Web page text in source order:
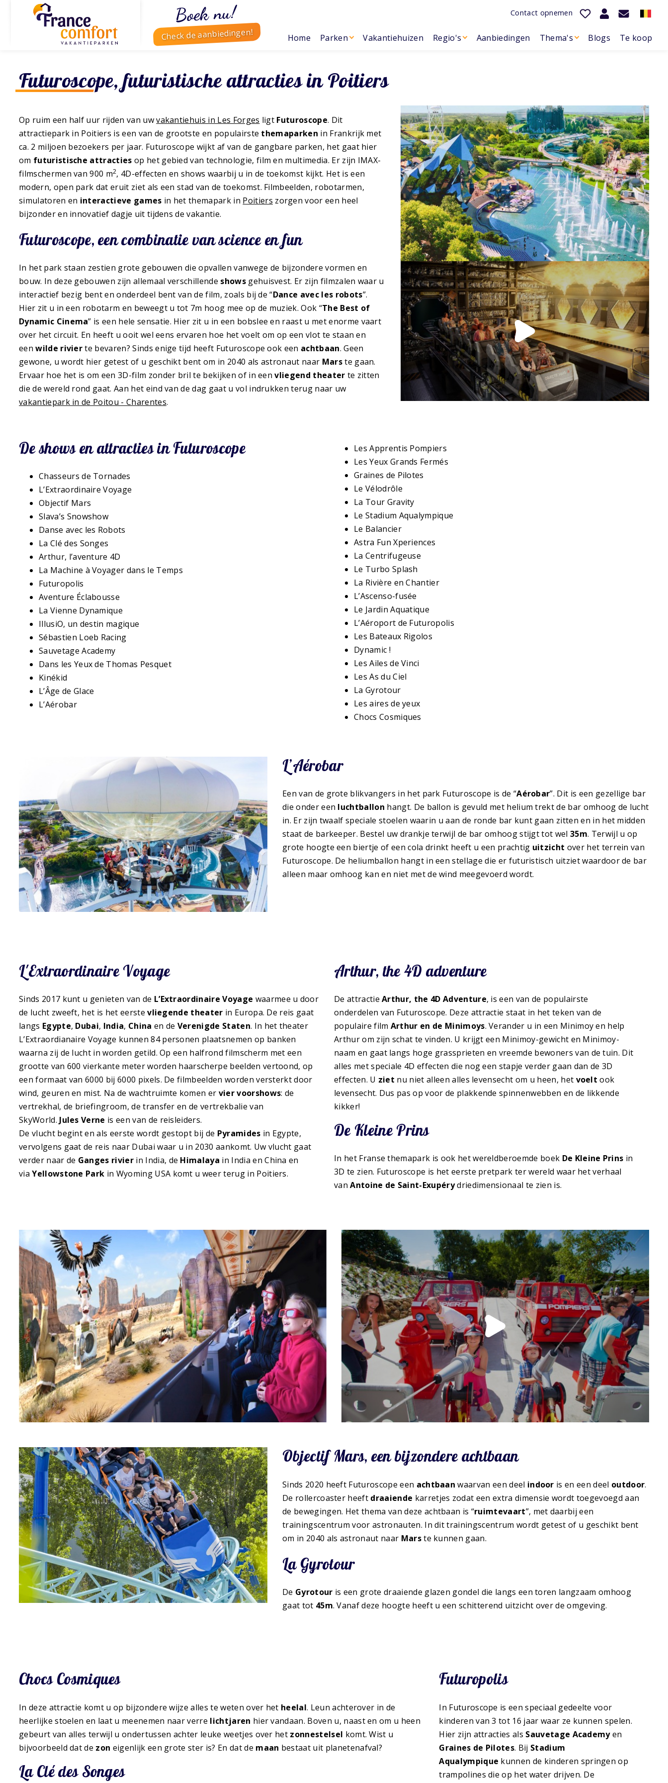
Boek nu!
Check de aanbiedingen!
Contact opnemen
Home Parken Vakantiehuizen Regio's Aanbiedingen Thema's Blogs Te koop
Futuroscope, futuristische attracties in Poitiers
Op ruim een half uur rijden van uwvakantiehuis in Les Forges ligt Futuroscope. Dit
attractiepark in Poitiers is een van de grootste en populairste themaparken in Frankrijk met
ca. 2 miljoen bezoekers per jaar. Futuroscope wijkt af van de gangbare parken, het gaat hier
om futuristische attracties op het gebied van technologie, film en multimedia. Er zijn IMAX-
filmschermen van 900 m2, 4D-effecten en shows waarbij u in de toekomst kijkt. Het is een
modern, open park dat eruit ziet als een stad van de toekomst. Filmbeelden, robotarmen,
simulatoren en interactieve games in het themapark in Poitiers zorgen voor een heel
bijzonder en innovatief dagje uit tijdens de vakantie.
Futuroscope, een combinatie van science en fun
In het park staan zestien grote gebouwen die opvallen vanwege de bijzondere vormen en
bouw. In deze gebouwen zijn allemaal verschillende showsgehuisvest. Er zijn filmzalen waar u
interactief bezig bent en onderdeel bent van de film, zoals bij de “Dance avec les robots”.
Hier zit u in een robotarm en beweegt u tot 7m hoog mee op de muziek. Ook “The Best of
Dynamic Cinema” is een hele sensatie. Hier zit u in een bobslee en raast u met enorme vaart
over het circuit. En heeft u ooit wel eens ervaren hoe het voelt om op een vlot te staan en
eenwilde rivierte bevaren? Sinds enige tijd heeft Futuroscope ook een achtbaan. Geen
gewone, u wordt hier getest of u geschikt bent om in 2040 als astronaut naar Marste gaan.
Ervaar hoe het is om een 3D-film zonder bril te bekijken of in eenvliegend theater te zitten
die de wereld rond gaat. Aan het eind van de dag gaat u vol indrukken terug naar uw
vakantiepark in de Poitou - Charentes.
De shows en attracties in Futuroscope
Chasseurs de Tornades
L’Extraordinaire Voyage
Objectif Mars
Slava’s Snowshow
Danse avec les Robots
La Clé des Songes
Arthur, l’aventure 4D
La Machine à Voyager dans le Temps
Futuropolis
Aventure Éclabousse
La Vienne Dynamique
IllusiO, un destin magique
Sébastien Loeb Racing
Sauvetage Academy
Dans les Yeux de Thomas Pesquet
Kinékid
L’Âge de Glace
L’Aérobar
Les Apprentis Pompiers
Les Yeux Grands Fermés
Graines de Pilotes
Le Vélodrôle
La Tour Gravity
Le Stadium Aqualympique
Le Balancier
Astra Fun Xperiences
La Centrifugeuse
Le Turbo Splash
La Rivière en Chantier
L’Ascenso-fusée
Le Jardin Aquatique
L’Aéroport de Futuropolis
Les Bateaux Rigolos
Dynamic !
Les Ailes de Vinci
Les As du Ciel
La Gyrotour
Les aires de yeux
Chocs Cosmiques
L’Aérobar
Een van de grote blikvangers in het park Futuroscope is de “Aérobar”. Dit is een gezellige bar
die onder een luchtballon hangt. De ballon is gevuld met helium trekt de bar omhoog de lucht
in. Er zijn twaalf speciale stoelen waarin u aan de ronde bar kunt gaan zitten en in het midden
staat de barkeeper. Bestel uw drankje terwijl de bar omhoog stijgt tot wel35m. Terwijl u op
grote hoogte een biertje of een cola drinkt heeft u een prachtig uitzicht over het terrein van
Futuroscope. De heliumballon hangt in een stellage die er futuristisch uitziet waardoor de bar
alleen maar omhoog kan en niet met de wind meegevoerd wordt.
L'Extraordinaire Voyage
Sinds 2017 kunt u genieten van de L’Extraordinaire Voyage waarmee u door
de lucht zweeft, het is het eerstevliegende theater in Europa. De reis gaat
langs Egypte, Dubai, India, China en de Verenigde Staten. In het theater
L’Extraordianaire Voyage kunnen 84 personen plaatsnemen op banken
waarna zij de lucht in worden getild. Op een halfrond filmscherm met een
grootte van 600 vierkante meter worden haarscherpe beelden vertoond, op
een formaat van 6000 bij 6000 pixels. De filmbeelden worden versterkt door
wind, geuren en mist. Na de wachtruimte komen er vier voorshows: de
vertrekhal, de briefingroom, de transfer en de vertrekbalie van
SkyWorld. Jules Verne is een van de reisleiders.
De vlucht begint en als eerste wordt gestopt bij de Pyramides in Egypte,
vervolgens gaat de reis naar Dubai waar u in 2030 aankomt. Uw vlucht gaat
verder naar de Ganges rivierin India, de Himalaya in India en China en
viaYellowstone Park in Wyoming USA komt u weer terug in Poitiers.
Arthur, the 4D adventure
De attractieArthur, the 4D Adventure, is een van de populairste
onderdelen van Futuroscope. Deze attractie staat in het teken van de
populaire film Arthur en de Minimoys. Verander u in een Minimoy en help
Arthur om zijn schat te vinden. U krijgt een Minimoy-gewicht en Minimoy-
naam en gaat langs hoge grassprieten en vreemde bewoners van de tuin. Dit
alles met speciale 4D effecten die nog een stapje verder gaan dan de 3D
effecten. U ziet nu niet alleen alles levensecht om u heen, het voelt ook
levensecht. Dus pas op voor de plakkende spinnenwebben en de likkende
kikker!
De Kleine Prins
In het Franse themapark is ook het wereldberoemde boek De Kleine Prins in
3D te zien. Futuroscope is het eerste pretpark ter wereld waar het verhaal
vanAntoine de Saint-Exupérydriedimensionaal te zien is.
Objectif Mars, een bijzondere achtbaan
Sinds 2020 heeft Futuroscope een achtbaan waarvan een deel indoor is en een deel outdoor.
De rollercoaster heeft draaiende karretjes zodat een extra dimensie wordt toegevoegd aan
de bewegingen. Het thema van deze achtbaan is “ruimtevaart”, met daarbij een
trainingscentrum voor astronauten. In dit trainingscentrum wordt getest of u geschikt bent
om in 2040 als astronaut naar Marste kunnen gaan.
La Gyrotour
De Gyrotour is een grote draaiende glazen gondel die langs een toren langzaam omhoog
gaat tot 45m. Vanaf deze hoogte heeft u een schitterend uitzicht over de omgeving.
Chocs Cosmiques
In deze attractie komt u op bijzondere wijze alles te weten over het heelal. Leun achterover in de
heerlijke stoelen en laat u meenemen naar verre lichtjaren hier vandaan. Boven u, naast en om u heen
gebeurt van alles terwijl u ondertussen achter leuke weetjes over het zonnestelsel komt. Wist u
bijvoorbeeld dat de zon eigenlijk een grote ster is? En dat de maan bestaat uit planetenafval?
La Clé des Songes
Futuropolis
In Futuroscope is een speciaal gedeelte voor
kinderen van 3 tot 16 jaar waar ze kunnen spelen.
Hier zijn attracties als Sauvetage Academyen
Graines de Pilotes. Bij Stadium
Aqualympique kunnen de kinderen springen op
trampolines die op het water drijven. De